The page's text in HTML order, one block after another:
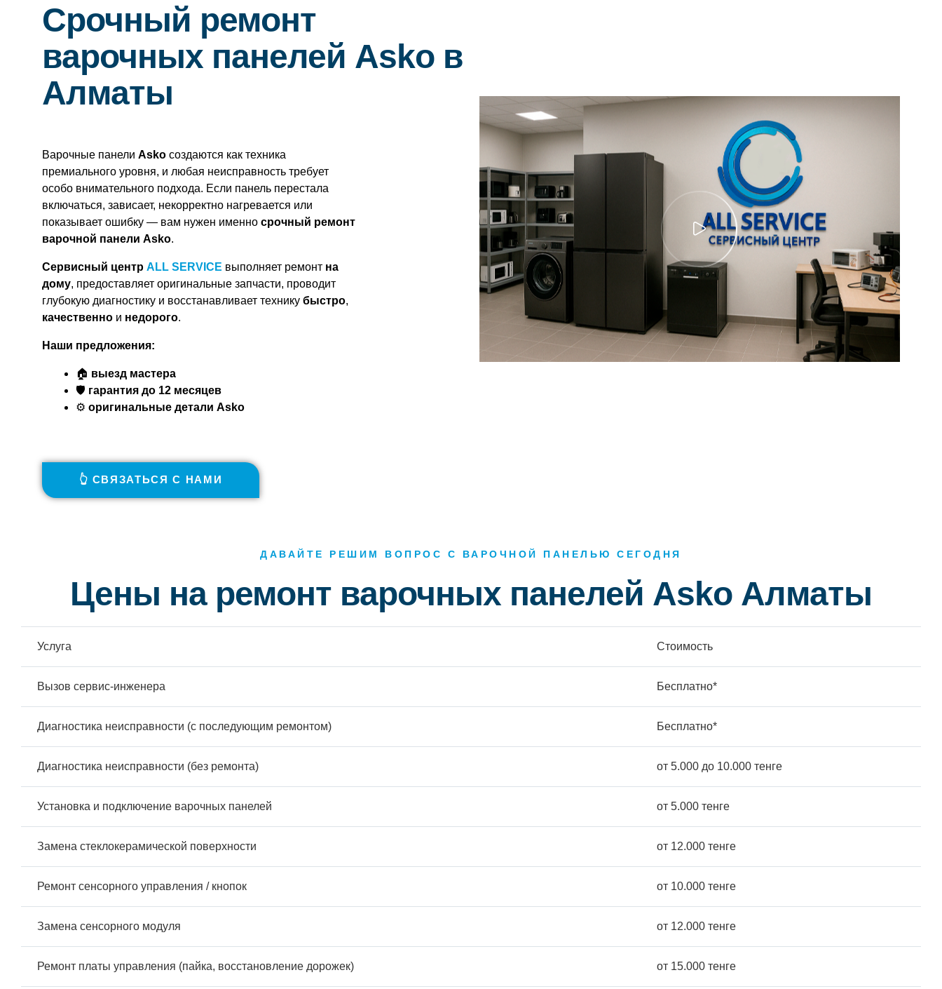
Срочный ремонт
варочных панелей Asko в
Алматы
Варочные панели Asko создаются как техника
премиального уровня, и любая неисправность требует
особо внимательного подхода. Если панель перестала
включаться, зависает, некорректно нагревается или
показывает ошибку — вам нужен именно срочный ремонт
варочной панели Asko.
Сервисный центр ALL SERVICE выполняет ремонт на
дому, предоставляет оригинальные запчасти, проводит
глубокую диагностику и восстанавливает технику быстро,
качественно и недорого.
Наши предложения:
🏠 выезд мастера
🛡 гарантия до 12 месяцев
⚙️ оригинальные детали Asko
👆 СВЯЗАТЬСЯ С НАМИ
ДАВАЙТЕ РЕШИМ ВОПРОС С ВАРОЧНОЙ ПАНЕЛЬЮ СЕГОДНЯ
Цены на ремонт варочных панелей Asko Алматы
Услуга Стоимость
Вызов сервис-инженера Бесплатно*
Диагностика неисправности (с последующим ремонтом) Бесплатно*
Диагностика неисправности (без ремонта) от 5.000 до 10.000 тенге
Установка и подключение варочных панелей от 5.000 тенге
Замена стеклокерамической поверхности от 12.000 тенге
Ремонт сенсорного управления / кнопок от 10.000 тенге
Замена сенсорного модуля от 12.000 тенге
Ремонт платы управления (пайка, восстановление дорожек) от 15.000 тенге